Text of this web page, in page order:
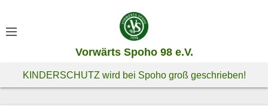
Vorwärts Spoho 98 e.V.
KINDERSCHUTZ wird bei Spoho groß geschrieben!